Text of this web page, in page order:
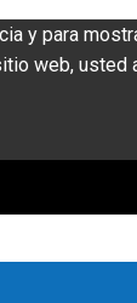
y para
web,